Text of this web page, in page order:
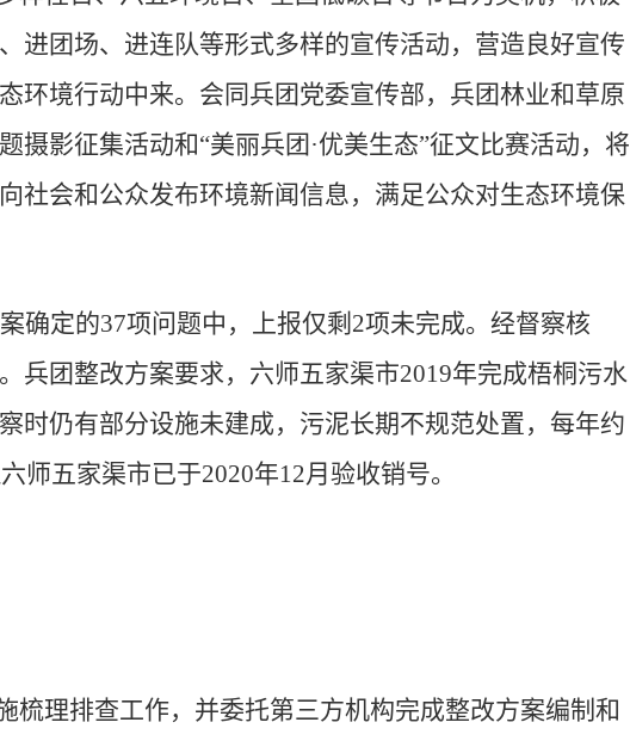
进团场、进连队等形式多样的宣传活动，营造良好宣传
环境行动中来。会同兵团党委宣传部，兵团林业和草原
摄影征集活动和“美丽兵团 ·优美生态”征文比赛活动，将
社会和公众发布环境新闻信息，满足公众对生态环境保
确定的37项问题中，上报仅剩 2项未完成。经督察核
兵团整改方案要求，六师五家渠市2019年完成梧桐污水
时仍有部分设施未建成，污泥长期不规范处置，每年约
师五家渠市已于2020年12月验收销号。
梳理排查工作，并委托第三方机构完成整改方案编制和